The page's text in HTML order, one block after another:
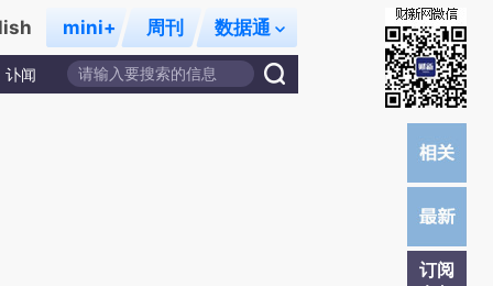
mini+ 周刊 数据通
讣闻
订阅